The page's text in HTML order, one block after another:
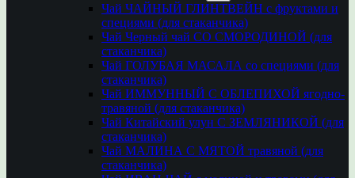
Чай ЧАЙНЫЙ ГЛИНТВЕЙН с фруктами и
специями (для стаканчика)
Чай Черный чай СО СМОРОДИНОЙ (для
стаканчика)
Чай ГОЛУБАЯ МАСАЛА со специями (для
стаканчика)
Чай ИММУННЫЙ С ОБЛЕПИХОЙ ягодно-
травяной (для стаканчика)
Чай Китайский улун С ЗЕМЛЯНИКОЙ (для
стаканчика)
Чай МАЛИНА С МЯТОЙ травяной (для
стаканчика)